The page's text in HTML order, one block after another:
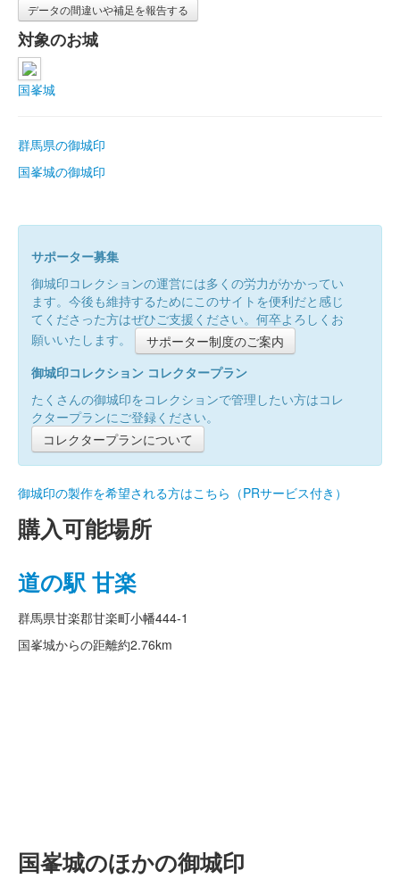
データの間違いや補足を報告する
対象のお城
国峯城
群馬県の御城印
国峯城の御城印
サポーター募集
御城印コレクションの運営には多くの労力がかかってい
ます。今後も維持するためにこのサイトを便利だと感じ
てくださった方はぜひご支援ください。何卒よろしくお
願いいたします。
サポーター制度のご案内
御城印コレクション コレクタープラン
たくさんの御城印をコレクションで管理したい方はコレ
クタープランにご登録ください。
コレクタープランについて
御城印の製作を希望される方はこちら（PRサービス付き）
購入可能場所
道の駅 甘楽
群馬県甘楽郡甘楽町小幡444-1
国峯城からの距離約2.76km
国峯城のほかの御城印